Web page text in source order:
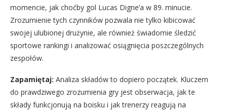
momencie, jak choćby gol Lucas Digne’a w 89. minucie.
Zrozumienie tych czynników pozwala nie tylko kibicować
swojej ulubionej drużynie, ale również świadomie śledzić
sportowe rankingi i analizować osiągnięcia poszczególnych
zespołów.
Zapamiętaj: Analiza składów to dopiero początek. Kluczem
do prawdziwego zrozumienia gry jest obserwacja, jak te
składy funkcjonują na boisku i jak trenerzy reagują na